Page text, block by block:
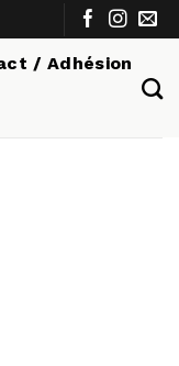
/ Adhésion